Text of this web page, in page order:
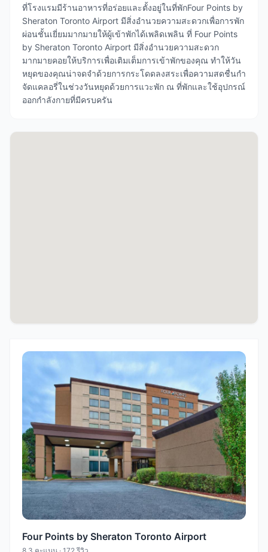
ที่โรงแรมมีร้านอาหารที่อร่อยและตั้งอยู่ในที่พักFour Points by
Sheraton Toronto Airport มีสิ่งอำนวยความสะดวกเพื่อการพัก
ผ่อนชั้นเยี่ยมมากมายให้ผู้เข้าพักได้เพลิดเพลิน ที่ Four Points
by Sheraton Toronto Airport มีสิ่งอำนวยความสะดวก
มากมายคอยให้บริการเพื่อเติมเต็มการเข้าพักของคุณ ทำให้วัน
หยุดของคุณน่าจดจำด้วยการกระโดดลงสระเพื่อความสดชื่นกำ
จัดแคลอรี่ในช่วงวันหยุดด้วยการแวะพัก ณ ที่พักและใช้อุปกรณ์
ออกกำลังกายที่มีครบครัน
Four Points by Sheraton Toronto Airport
8.3 คะแนน · 172 รีวิว